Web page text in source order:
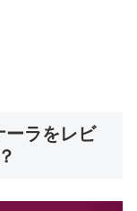
ーラをレビ